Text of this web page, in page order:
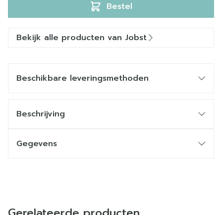
Bestel
Bekijk alle producten van Jobst
Beschikbare leveringsmethoden
Beschrijving
Gegevens